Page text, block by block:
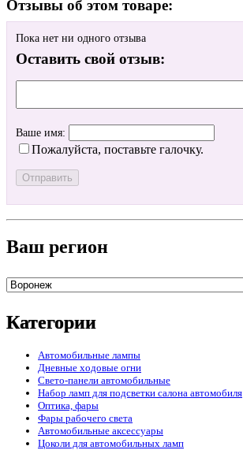
Отзывы об этом товаре:
Пока нет ни одного отзыва
Оставить свой отзыв:
Ваше имя:
Пожалуйста, поставьте галочку.
Ваш регион
Категории
Автомобильные лампы
Дневные ходовые огни
Свето-панели автомобильные
Набор ламп для подсветки салона автомобиля
Оптика, фары
Фары рабочего света
Автомобильные аксессуары
Цоколи для автомобильных ламп